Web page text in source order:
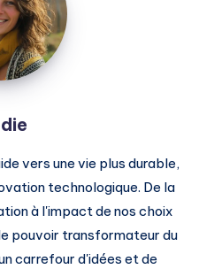
vers une vie plus durable,
technologique. De la
à l'impact de nos choix
pouvoir transformateur du
carrefour d'idées et de